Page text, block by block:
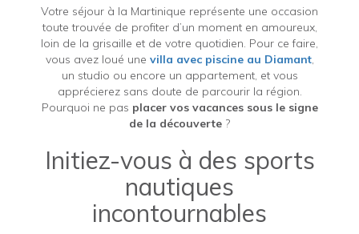
Votre séjour à la Martinique représente une occasion
toute trouvée de profiter d’un moment en amoureux,
loin de la grisaille et de votre quotidien. Pour ce faire,
vous avez loué une villa avec piscine au Diamant,
un studio ou encore un appartement, et vous
apprécierez sans doute de parcourir la région.
Pourquoi ne pas placer vos vacances sous le signe
de la découverte ?
Initiez-vous à des sports
nautiques
incontournables